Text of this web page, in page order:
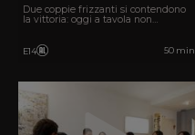
Due coppie frizzanti si contendono
la vittoria: oggi a tavola non
E14 50 min